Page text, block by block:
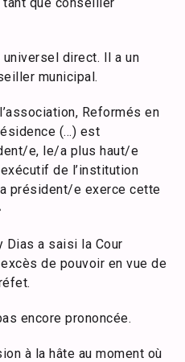
direct. Il a un
municipal.
Reformés en
(…) est
e, le/a plus haut/e
de l’institution
président/e exerce cette
Dias a saisi la Cour
de pouvoir en vue de
encore prononcée.
à la hâte au moment où